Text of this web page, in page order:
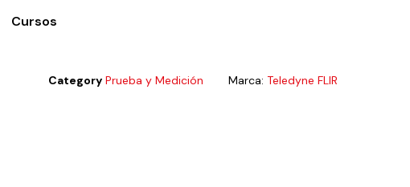
Cursos
Category Prueba y Medición Marca: Teledyne FLIR